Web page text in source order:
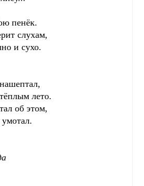
пенёк.
слухам,
и сухо.
лето.
об этом,